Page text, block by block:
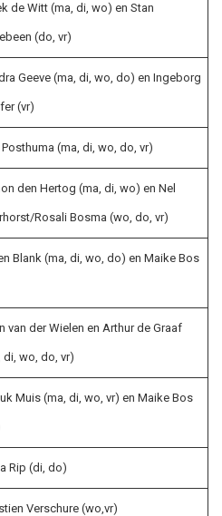
de Witt (ma, di, wo) en Stan
(do, vr)
Geeve (ma, di, wo, do) en Ingeborg
(vr)
Posthuma (ma, di, wo, do, vr)
den Hertog (ma, di, wo) en Nel
Rosali Bosma (wo, do, vr)
Blank (ma, di, wo, do) en Maike Bos
van der Wielen en Arthur de Graaf
di, wo, do, vr)
Muis (ma, di, wo, vr) en Maike Bos
Rip (di, do)
Verschure (wo,vr)